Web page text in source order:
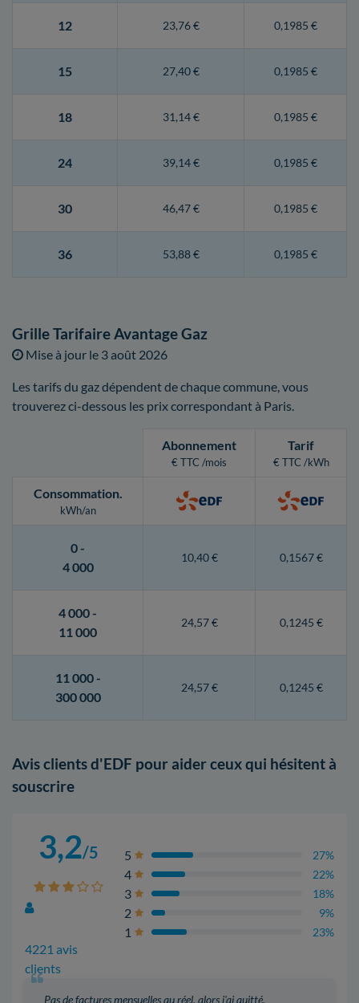
12 23,76 € 0,1985 €
15 27,40 € 0,1985 €
18 31,14 € 0,1985 €
24 39,14 € 0,1985 €
30 46,47 € 0,1985 €
36 53,88 € 0,1985 €
Grille Tarifaire Avantage Gaz
Mise à jour le 3 août 2026
Les tarifs du gaz dépendent de chaque commune, vous
trouverez ci-dessous les prix correspondant à Paris.
Abonnement
€ TTC /mois
Tarif
€ TTC /kWh
Consommation.
kWh/an
0 -
4 000
10,40 € 0,1567 €
4 000 -
11 000
24,57 € 0,1245 €
11 000 -
300 000
24,57 € 0,1245 €
Avis clients d'EDF pour aider ceux qui hésitent à
souscrire
3,2/5
4221 avis
clients
5 27%
4 22%
3 18%
2 9%
1 23%
Pas de factures mensuelles au réel, alors j'ai quitté.